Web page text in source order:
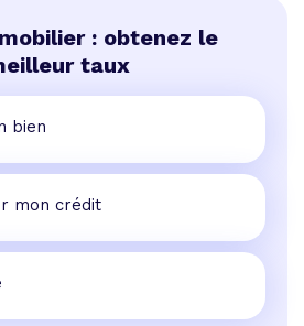
: obtenez le
taux
bien
mon crédit